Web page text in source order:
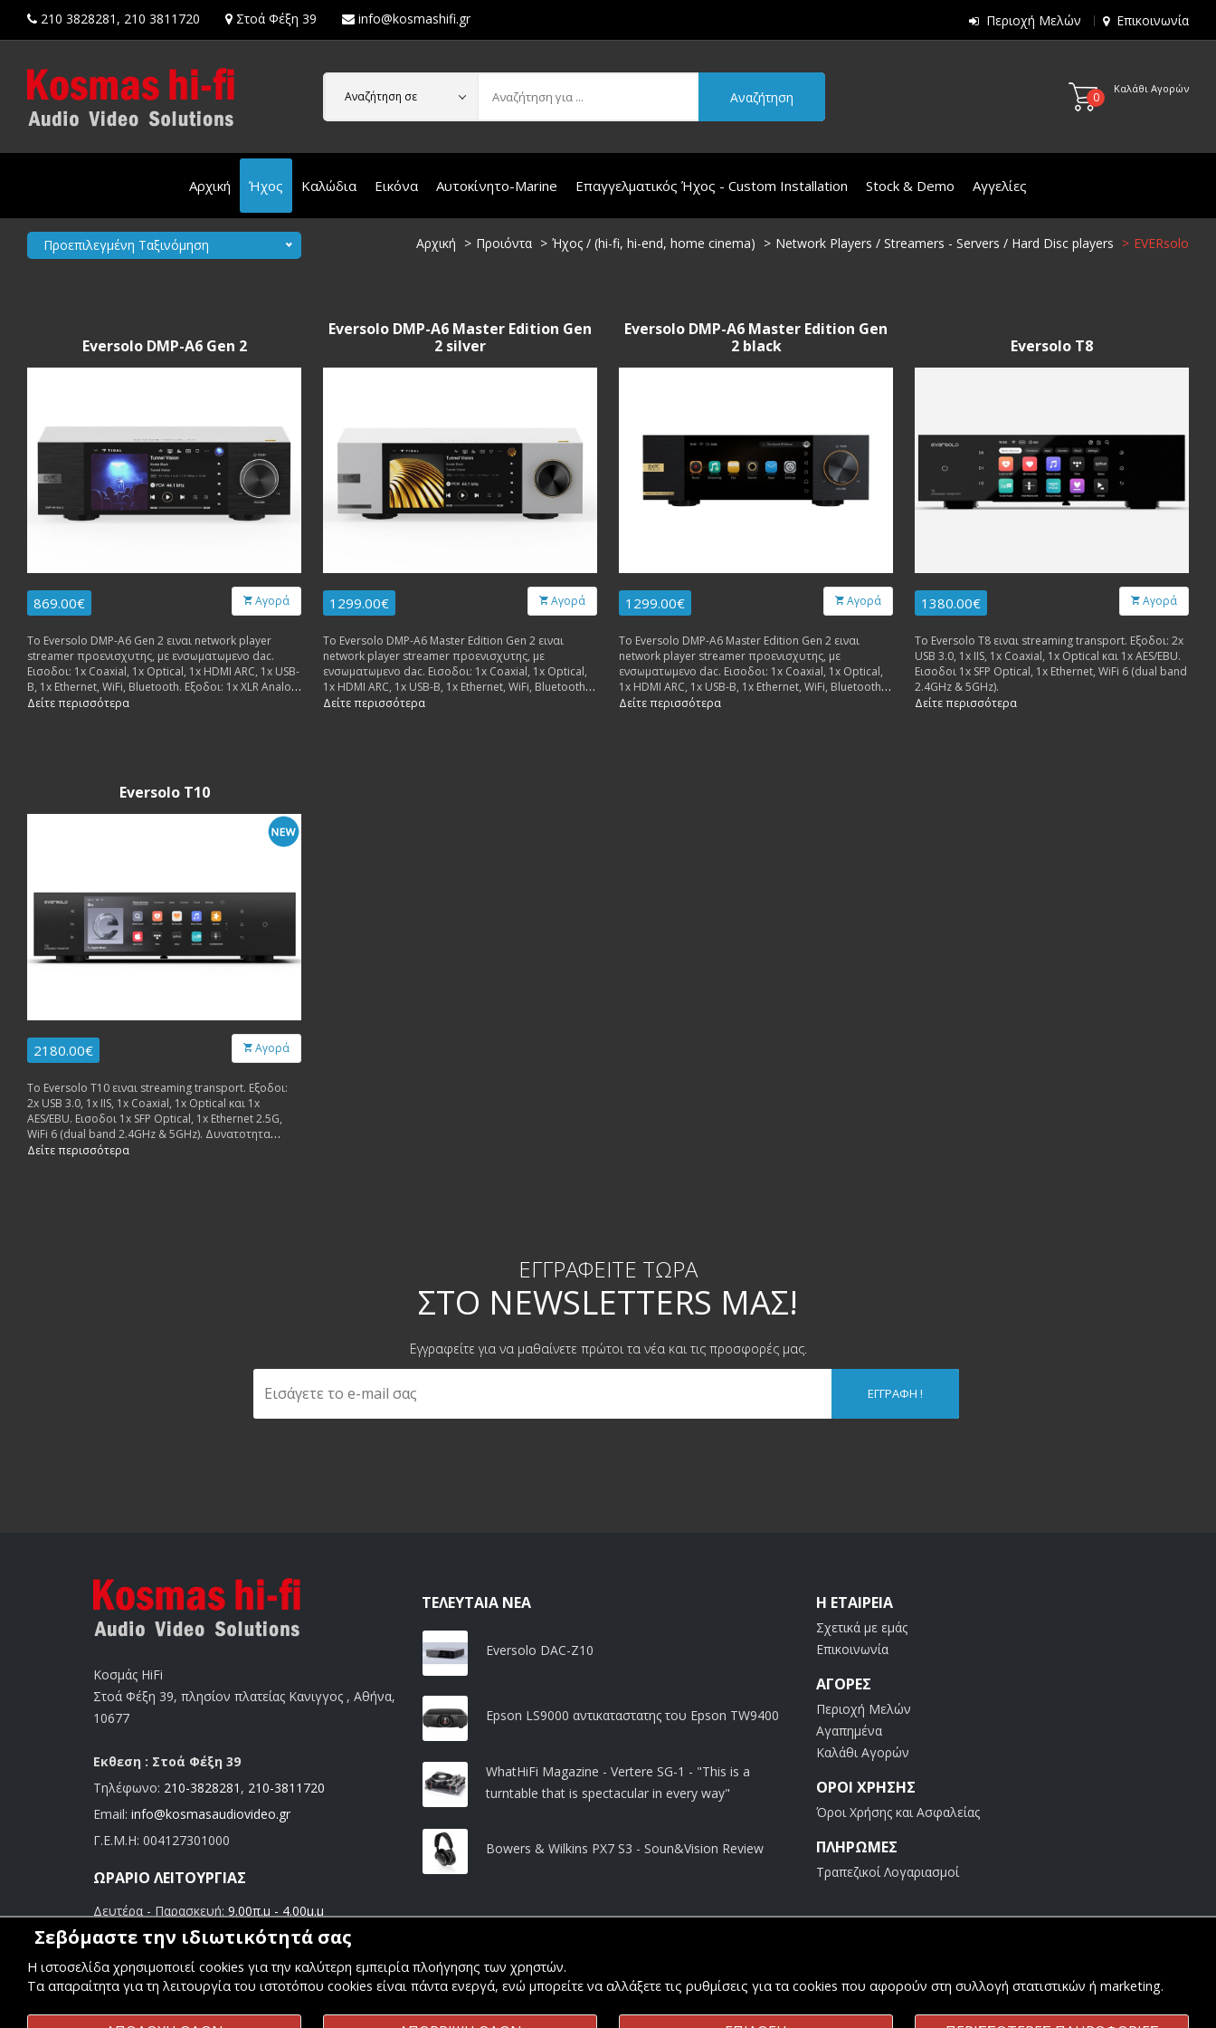
210 3828281 , 210 3811720 Στοά Φέξη 39 info@kosmashifi.gr Περιοχή Μελών Επικοινωνία
0
Καλάθι Αγορών
Αναζήτηση σε Αναζήτηση
Αρχική Ήχος Καλώδια Εικόνα Αυτοκίνητο-Marine Επαγγελματικός Ήχος - Custom Installation Stock & Demo Αγγελίες
Προεπιλεγμένη Ταξινόμηση Αρχική Προιόντα Ήχος / (hi-fi, hi-end, home cinema) Network Players / Streamers - Servers / Hard Disc players EVERsolo
Eversolo DMP-A6 Gen 2
869.00€ Αγορά
Το Eversolo DMP-A6 Gen 2 ειναι network player
streamer προενισχυτης, με ενσωματωμενο dac.
Εισοδοι: 1x Coaxial, 1x Optical, 1x HDMI ARC, 1x USB-
B, 1x Ethernet, WiFi, Bluetooth. Εξοδοι: 1x XLR Analog,
1x RCA Analog, 1x Optical, 1x Coaxial, 2x USB-A, 1x
Δείτε περισσότερα
Eversolo DMP-A6 Master Edition Gen
2 silver
1299.00€ Αγορά
Το Eversolo DMP-A6 Master Edition Gen 2 ειναι
network player streamer προενισχυτης, με
ενσωματωμενο dac. Εισοδοι: 1x Coaxial, 1x Optical,
1x HDMI ARC, 1x USB-B, 1x Ethernet, WiFi, Bluetooth.
Εξοδοι: 1x XLR Analog, 1x RCA Analog, 1x Optical, 1x
Δείτε περισσότερα
Eversolo DMP-A6 Master Edition Gen
2 black
1299.00€ Αγορά
Το Eversolo DMP-A6 Master Edition Gen 2 ειναι
network player streamer προενισχυτης, με
ενσωματωμενο dac. Εισοδοι: 1x Coaxial, 1x Optical,
1x HDMI ARC, 1x USB-B, 1x Ethernet, WiFi, Bluetooth.
Εξοδοι: 1x XLR Analog, 1x RCA Analog, 1x Optical, 1x
Δείτε περισσότερα
Eversolo T8
1380.00€ Αγορά
Το Eversolo T8 ειναι streaming transport. Εξοδοι: 2x
USB 3.0, 1x IIS, 1x Coaxial, 1x Optical και 1x AES/EBU.
Εισοδοι 1x SFP Optical, 1x Ethernet, WiFi 6 (dual band
2.4GHz & 5GHz).
Δείτε περισσότερα
Eversolo T10
2180.00€ Αγορά
Το Eversolo T10 ειναι streaming transport. Εξοδοι:
2x USB 3.0, 1x IIS, 1x Coaxial, 1x Optical και 1x
AES/EBU. Εισοδοι 1x SFP Optical, 1x Ethernet 2.5G,
WiFi 6 (dual band 2.4GHz & 5GHz). Δυνατοτητα
συνδεσης με εξωτερικο ρολοϊ 50Ω ή 75Ω.
Δείτε περισσότερα
ΕΓΓΡΑΦΕΊΤΕ ΤΏΡΑ
ΣΤΟ NEWSLETTERS ΜΑΣ!
Εγγραφείτε για να μαθαίνετε πρώτοι τα νέα και τις προσφορές μας.
ΕΓΓΡΑΦΉ !
Κοσμάς HiFi
Στοά Φέξη 39, πλησίον πλατείας Κανιγγος , Αθήνα,
10677
Εκθεση : Στοά Φέξη 39
Τηλέφωνο: 210-3828281 , 210-3811720
Email: info@kosmasaudiovideo.gr
Γ.Ε.Μ.Η: 004127301000
ΩΡΆΡΙΟ ΛΕΙΤΟΥΡΓΊΑΣ
Δευτέρα - Παρασκευή: 9.00π.μ - 4.00μ.μ
Σάββατο:9.00π.μ - 3.00μ.μ
ΤΕΛΕΥΤΑΊΑ ΝΈΑ
Eversolo DAC-Z10
Epson LS9000 αντικαταστατης του Epson TW9400
WhatHiFi Magazine - Vertere SG-1 - "This is a
turntable that is spectacular in every way"
Bowers & Wilkins PX7 S3 - Soun&Vision Review
Η ΕΤΑΙΡΕΊΑ
Σχετικά με εμάς
Επικοινωνία
ΑΓΟΡΈΣ
Περιοχή Μελών
Αγαπημένα
Καλάθι Αγορών
ΟΡΟΙ ΧΡΗΣΗΣ
Όροι Χρήσης και Ασφαλείας
ΠΛΗΡΩΜΕΣ
Τραπεζικοί Λογαριασμοί
Σεβόμαστε την ιδιωτικότητά σας
Η ιστοσελίδα χρησιμοποιεί cookies για την καλύτερη εμπειρία πλοήγησης των χρηστών.
Τα απαραίτητα για τη λειτουργία του ιστοτόπου cookies είναι πάντα ενεργά, ενώ μπορείτε να αλλάξετε τις ρυθμίσεις για τα cookies που αφορούν στη συλλογή στατιστικών ή marketing.